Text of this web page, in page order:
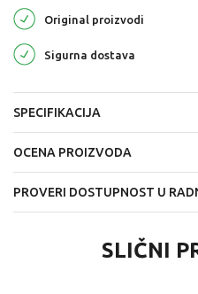
Original proizvodi
Sigurna dostava
SPECIFIKACIJA
OCENA PROIZVODA
PROVERI DOSTUPNOST U
SLIČNI